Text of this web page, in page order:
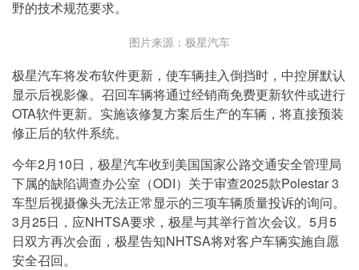
野的技术规范要求。
图片来源：极星汽车
极星汽车将发布软件更新，使车辆挂入倒挡时，中控屏默认
显示后视影像。召回车辆将通过经销商免费更新软件或进行
OTA软件更新。实施该修复方案后生产的车辆，将直接预装
修正后的软件系统。
今年2月10日，极星汽车收到美国国家公路交通安全管理局
下属的缺陷调查办公室（ODI）关于审查2025款Polestar 3
车型后视摄像头无法正常显示的三项车辆质量投诉的询问。
3月25日，应NHTSA要求，极星与其举行首次会议。5月5
日双方再次会面，极星告知NHTSA将对客户车辆实施自愿
安全召回。